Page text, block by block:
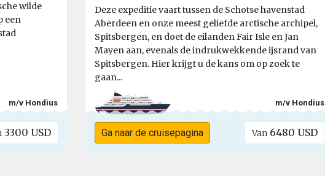
wilde
een
m/v Hondius
3300 USD
Deze expeditie vaart tussen de Schotse havenstad
Aberdeen en onze meest geliefde arctische archipel,
Spitsbergen, en doet de eilanden Fair Isle en Jan
Mayen aan, evenals de indrukwekkende ijsrand van
Spitsbergen. Hier krijgt u de kans om op zoek te
gaan...
m/v Hondius
Ga naar de cruisepagina Van6480 USD